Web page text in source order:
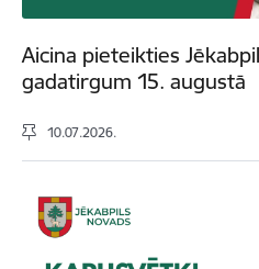
Aicina pieteikties
gadatirgum 15. augustā
10.07.2026.